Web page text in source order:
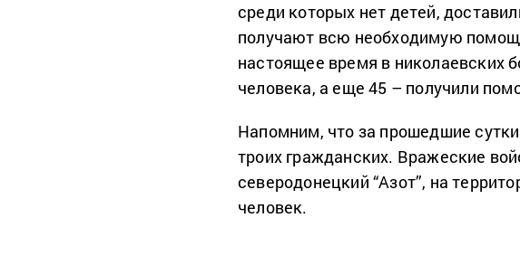
среди которых нет детей,
получают всю необходимую
настоящее время в николаевских
человека, а еще 45 – получили
Напомним, что за прошедшие
троих гражданских. Вражеские
северодонецкий “Азот”, на
человек.